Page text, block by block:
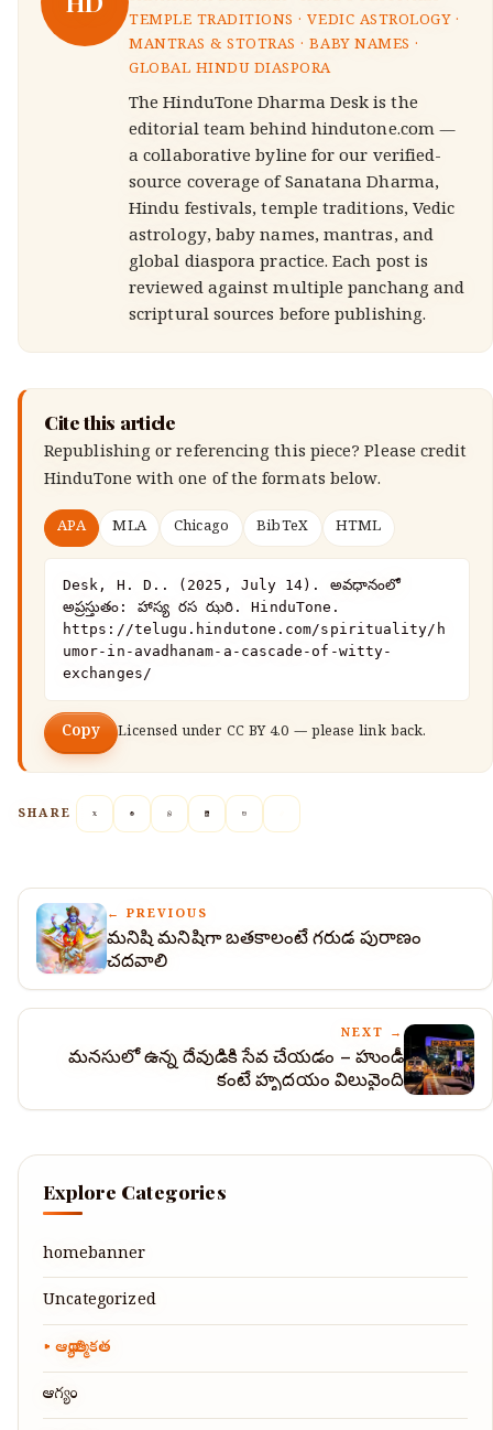
TEMPLE TRADITIONS · VEDIC ASTROLOGY ·
MANTRAS & STOTRAS · BABY NAMES ·
GLOBAL HINDU DIASPORA
The HinduTone Dharma Desk is the
editorial team behind hindutone.com —
a collaborative byline for our verified-
source coverage of Sanatana Dharma,
Hindu festivals, temple traditions, Vedic
astrology, baby names, mantras, and
global diaspora practice. Each post is
reviewed against multiple panchang and
scriptural sources before publishing.
Cite this article
Republishing or referencing this piece? Please credit
HinduTone with one of the formats below.
APA MLA Chicago BibTeX HTML
Desk, H. D.. (2025, July 14). అవధానంలో
అప్రస్తుతం: హాస్య రస ఝరి. HinduTone.
https://telugu.hindutone.com/spirituality/h
umor-in-avadhanam-a-cascade-of-witty-
exchanges/
Copy Licensed under CC BY 4.0 — please link back.
SHARE
← PREVIOUS
మనిషి మనిషిగా బతకాలంటే గరుడ పురాణం
చదవాలి
NEXT →
మనసులో ఉన్న దేవుడికి సేవ చేయడం – హుండీ
కంటే హృదయం విలువైంది
Explore Categories
homebanner
Uncategorized
ఆధ్యాత్మికత
ఆరోగ్యం